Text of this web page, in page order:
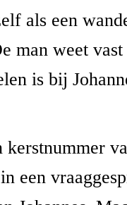
als een
man weet
is bij
kerstnummer
een